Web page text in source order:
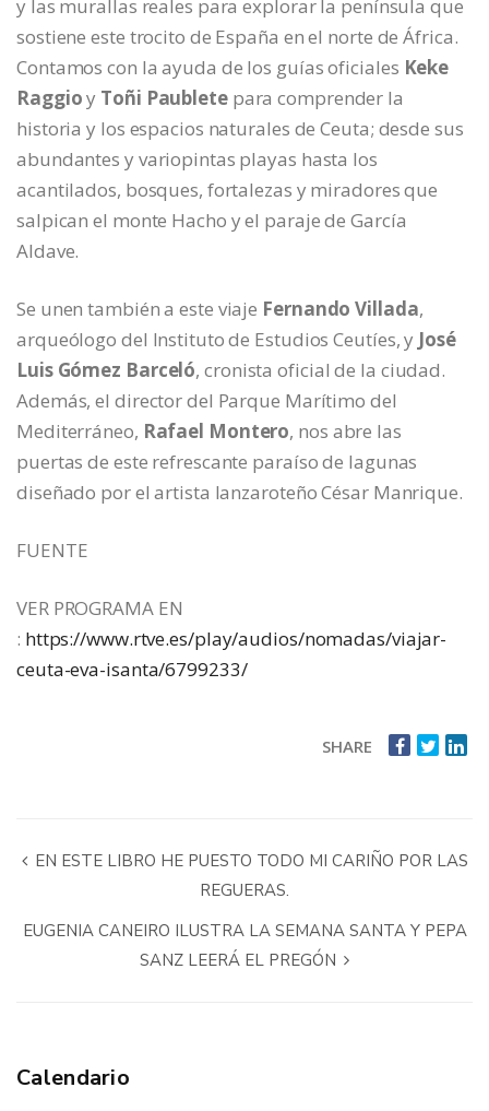
y las murallas reales para explorar la península que
sostiene este trocito de España en el norte de África.
Contamos con la ayuda de los guías oficiales Keke
Raggioy Toñi Paubletepara comprender la
historia y los espacios naturales de Ceuta; desde sus
abundantes y variopintas playas hasta los
acantilados, bosques, fortalezas y miradores que
salpican el monte Hacho y el paraje de García
Aldave.
Se unen también a este viaje Fernando Villada,
arqueólogo del Instituto de Estudios Ceutíes, y José
Luis Gómez Barceló, cronista oficial de la ciudad.
Además, el director del Parque Marítimo del
Mediterráneo, Rafael Montero, nos abre las
puertas de este refrescante paraíso de lagunas
diseñado por el artista lanzaroteño César Manrique.
FUENTE
VER PROGRAMA EN
: https://www.rtve.es/play/audios/nomadas/viajar-
ceuta-eva-isanta/6799233/
SHARE
EN ESTE LIBRO HE PUESTO TODO MI CARIÑO POR LAS
REGUERAS.
EUGENIA CANEIRO ILUSTRA LA SEMANA SANTA Y PEPA
SANZ LEERÁ EL PREGÓN
Calendario